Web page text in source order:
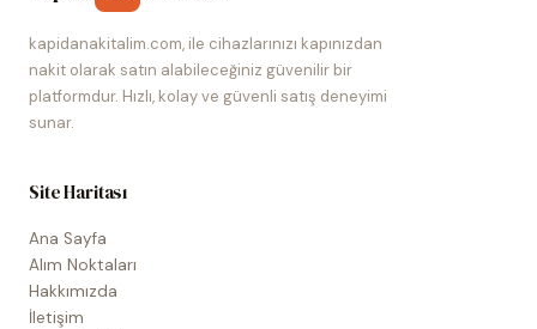
kapidanakitalim.com, ile cihazlarınızı kapınızdan
nakit olarak satın alabileceğiniz güvenilir bir
platformdur. Hızlı, kolay ve güvenli satış deneyimi
sunar.
Site Haritası
Ana Sayfa
Alım Noktaları
Hakkımızda
İletişim